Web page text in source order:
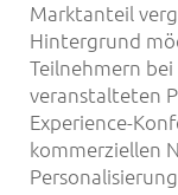
Marktanteil
Hintergrund
Teilnehmern
veranstalteten
Experience-
kommerziellen